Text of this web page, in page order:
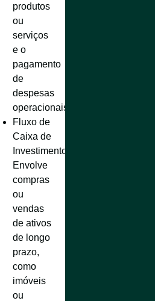
produtos
ou
serviços
e o
pagamento
de
despesas
operacionais.
Fluxo de
Caixa de
Investimentos
Envolve
compras
ou
vendas
de ativos
de longo
prazo,
como
imóveis
ou